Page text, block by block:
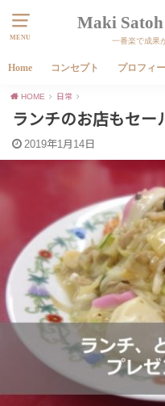
MENU
Maki
一番楽で成果
Home コンセプト プロフィ
HOME 日常
ランチのお店もセー
2019年1月14日